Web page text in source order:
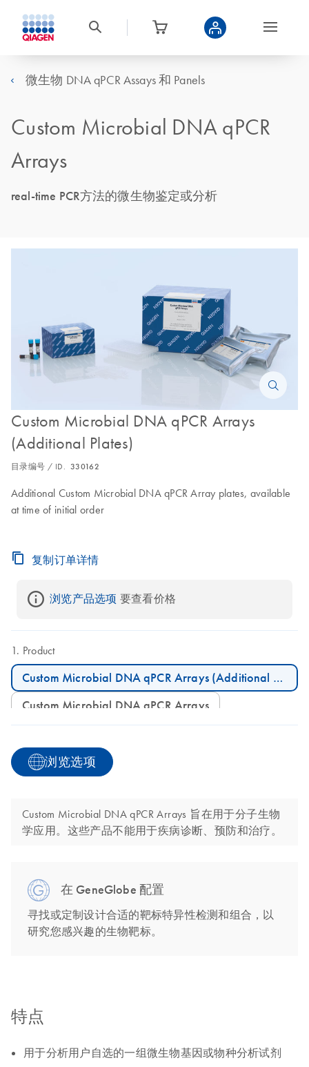
微生物 DNA qPCR Assays 和 Panels
Custom Microbial DNA qPCR
Arrays
real-time PCR方法的微生物鉴定或分析
Custom Microbial DNA qPCR Arrays
(Additional Plates)
目录编号 / ID. 330162
Additional Custom Microbial DNA qPCR Array plates, available
at time of initial order
复制订单详情
浏览产品选项 要查看价格
Product
Custom Microbial DNA qPCR Arrays (Additional Plates)
Custom Microbial DNA qPCR Arrays
浏览选项
Custom Microbial DNA qPCR Arrays 旨在用于分子生物
学应用。这些产品不能用于疾病诊断、预防和治疗。
在 GeneGlobe 配置
寻找或定制设计合适的靶标特异性检测和组合，以
研究您感兴趣的生物靶标。
特点
用于分析用户自选的一组微生物基因或物种分析试剂